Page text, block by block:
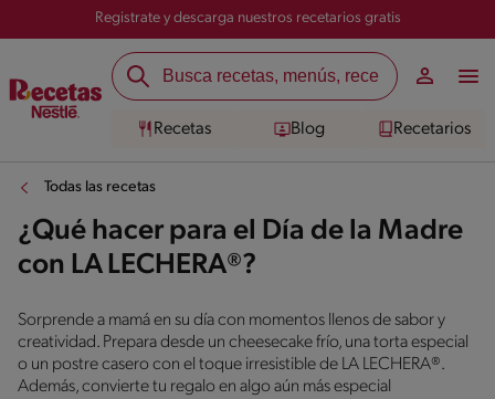
Registrate y descarga nuestros recetarios gratis
Recetas Blog Recetarios
Todas las recetas
¿Qué hacer para el Día de la Madre
con LA LECHERA®?
Sorprende a mamá en su día con momentos llenos de sabor y
creatividad. Prepara desde un cheesecake frío, una torta especial
o un postre casero con el toque irresistible de LA LECHERA®.
Además, convierte tu regalo en algo aún más especial